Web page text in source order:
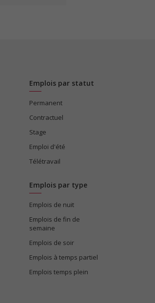
Emplois par statut
Permanent
Contractuel
Stage
Emploi d'été
Télétravail
Emplois par type
Emplois de nuit
Emplois de fin de
semaine
Emplois de soir
Emplois à temps partiel
Emplois temps plein